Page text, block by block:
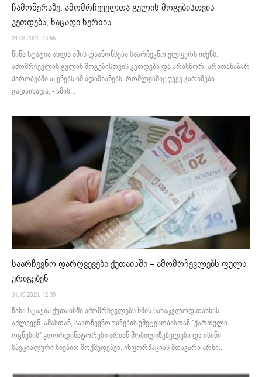
ჩამოწერაზე: ამომრჩეველთა გულის მოგებისთვის
კეთდება, ნაცადი ხერხია
24.06.2021. 13:55
წინა სტატია ახლა ამის დაანონსება საარჩევნო ელფერს იძენს.
ამომრჩევლის გულის მოგებისთვის კეთდება და არასწორ, არათანაბარ
პირობებში აყენებს იმ ადამიანებს, რომლებმაც უკვე ჯარიმები
გადაიხადა, - ამის...
საარჩევნო დარღვევები ქუთაისში – ამომრჩევლებს ფულს
ურიგებენ
31.10.2020. 12:38
წინა სტატია ქუთაისში ამომრჩევლებს ხმის სანაცვლოდ თანხას
აძლევენ. ამასთან, საარჩევნო უბნების უმეტესობასთან "ქართული
ოცნების" კოორდინატორები არიან მობილიზებულები და ისინი
სპეციალური სიებით მოქმედებენ. ინფორმაციას მთავარი არხი...